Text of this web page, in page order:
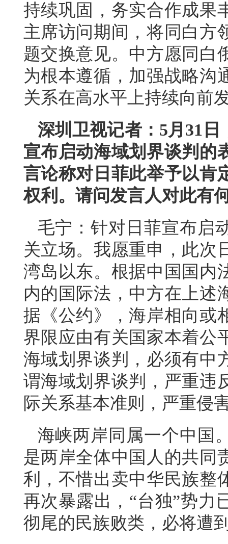
持续巩固，务实合作成果
主席访问期间，将同白方
题交换意见。中方愿同白
为根本遵循，加强战略沟
关系在高水平上持续向前
深圳卫视记者：5月31
宣布启动海域划界谈判的
言论称对日菲此举予以肯
权利。请问发言人对此有
毛宁：针对日菲宣布启
关立场。我愿重申，此次
湾岛以东。根据中国国内
内的国际法，中方在上述
据《公约》，海岸相向或
界限应由有关国家本着公
海域划界谈判，必须有中
谓海域划界谈判，严重违
际关系基本准则，严重侵
海峡两岸同属一个中国
是两岸全体中国人的共同
利，不惜出卖中华民族整
再次暴露出，“台独”势力
彻尾的民族败类，必将遭